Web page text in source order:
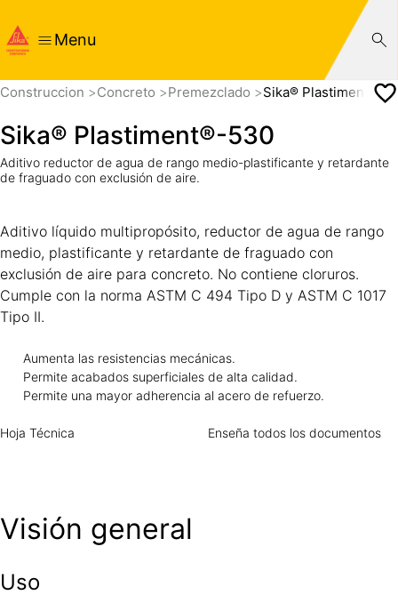
Menu
Construccion Concreto Premezclado Sika® Plastiment®-
Sika® Plastiment®-530
Aditivo reductor de agua de rango medio-plastificante y retardante
de fraguado con exclusión de aire.
Aditivo líquido multipropósito, reductor de agua de rango
medio, plastificante y retardante de fraguado con
exclusión de aire para concreto. No contiene cloruros.
Cumple con la norma ASTM C 494 Tipo D y ASTM C 1017
Tipo II.
Aumenta las resistencias mecánicas.
Permite acabados superficiales de alta calidad.
Permite una mayor adherencia al acero de refuerzo.
Hoja Técnica Enseña todos los documentos
Visión general
Uso